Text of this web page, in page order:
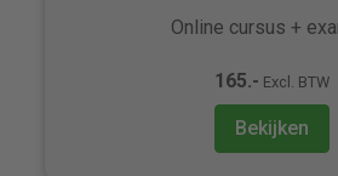
Online cursus +
165.- Excl. BTW
Bekijken